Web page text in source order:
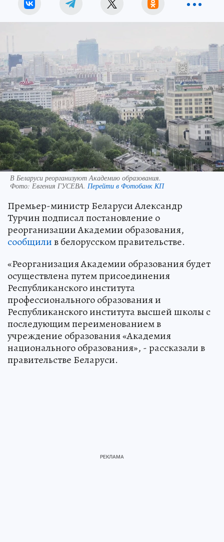
В Беларуси реорганизуют Академию образования.
Фото: Евгения ГУСЕВА. Перейти в Фотобанк КП
Премьер-министр Беларуси Александр
Турчин подписал постановление о
реорганизации Академии образования,
сообщилив белорусском правительстве.
«Реорганизация Академии образования будет
осуществлена путем присоединения
Республиканского института
профессионального образования и
Республиканского института высшей школы с
последующим переименованием в
учреждение образования «Академия
национального образования», - рассказали в
правительстве Беларуси.